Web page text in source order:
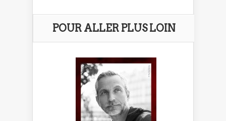
POUR ALLER PLUS LOIN